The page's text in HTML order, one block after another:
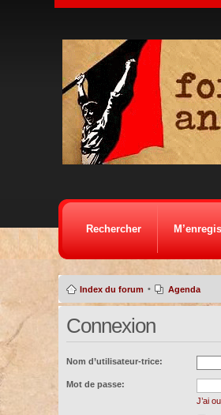
Rechercher
Index du forum • Agenda
Connexion
Nom d’utilisateur-trice:
Mot de passe:
J’ai